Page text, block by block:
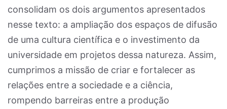
consolidam os dois argumentos apresentados
nesse texto: a ampliação dos espaços de difusão
de uma cultura científica e o investimento da
universidade em projetos dessa natureza. Assim,
cumprimos a missão de criar e fortalecer as
relações entre a sociedade e a ciência,
rompendo barreiras entre a produção